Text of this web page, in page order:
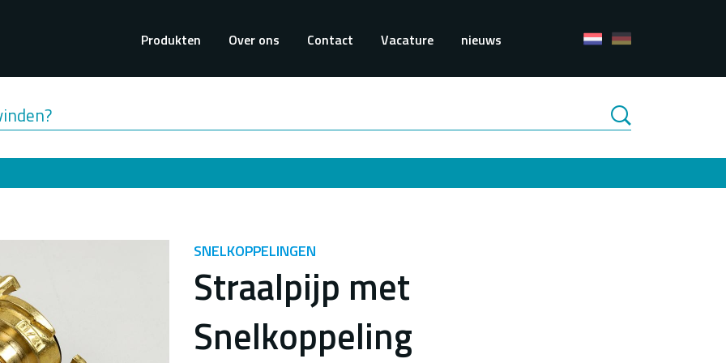
Hoofdnavigatie
Produkten Over ons Contact Vacature nieuws
SNELKOPPELINGEN
Straalpijp met
Snelkoppeling